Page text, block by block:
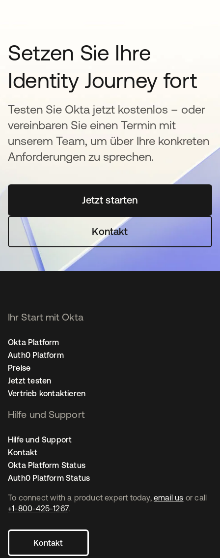
Setzen Sie Ihre
Identity Journey fort
Testen Sie Okta jetzt kostenlos – oder
vereinbaren Sie einen Termin mit
unserem Team, um über Ihre konkreten
Anforderungen zu sprechen.
Jetzt startenwird in einer neuen
Kontakt
To connect with a product expert today, email us or call
+1-800-425-1267.
Kontakt
Ihr Start mit Okta
Okta Platform
Auth0 Platform
Preise
Jetzt testen
Vertrieb kontaktieren
Hilfe und Support
Hilfe und Support
Kontakt
Okta Platform Status
Auth0 Platform Status